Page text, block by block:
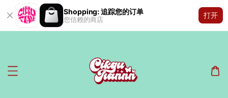
Shopping: 追踪您的订单
您信赖的商店
打开